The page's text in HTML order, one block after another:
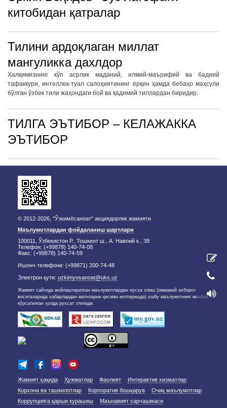
китобидан қатралар
Тилини ардоқлаган миллат
мангуликка дахлдор
Халқимизнинг кўп асрлик маданий, илмий-маърифий ва бадиий
тафаккури, интеллек-туал салоҳиятининг ёрқин ҳамда бебаҳо маҳсули
бўлган ўзбек тили жаҳондаги бой ва қадимий тиллардан биридир.
ТИЛГА ЭЪТИБОР – КEЛАЖАККА
ЭЪТИБОР
© 2012-2026, "Ўзкимёсаноат" акциядорлик жамияти
Маълумотлардан фойдаланиш шартлари
100011, Ўзбекистон Р., Тошкент ш., А. Навоий к., 38
Телефон: (+99878) 140-74-08
Факс: (+99878) 140-74-59
Ишонч телефони: (+99871) 200-74-48
Электрон қути: uzkimyosanoat@uks.uz
Жамият сайтида жойлаштирилган маълумотлардан нусха олиш (оммавий ахборот
воситаларида хабарлардан матнларни қисман келтиришда) ушбу маълумотнинг манбаи
кўрсатилган ҳолда рухсат этилади.
Жамият ҳақида Ҳужжатлар Фаолият
Интерактив хизматлар
Корхона ва ташкилотлар
Корпоратив бошқарув
Очиқ маълумотлар
Коррупцияга қарши курашиш
Маънавият сарчашмаси